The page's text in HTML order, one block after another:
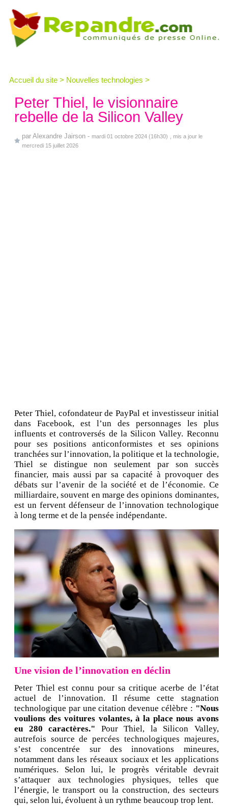
Accueil du site > Nouvelles technologies >
Peter Thiel, le visionnaire
rebelle de la Silicon Valley
par Alexandre Jairson - mardi 01 octobre 2024 (16h30)
, mis a jour le
mercredi 15 juillet 2026
Peter Thiel, cofondateur de PayPal et investisseur initial
dans Facebook, est l’un des personnages les plus
influents et controversés de la Silicon Valley. Reconnu
pour ses positions anticonformistes et ses opinions
tranchées sur l’innovation, la politique et la technologie,
Thiel se distingue non seulement par son succès
financier, mais aussi par sa capacité à provoquer des
débats sur l’avenir de la société et de l’économie. Ce
milliardaire, souvent en marge des opinions dominantes,
est un fervent défenseur de l’innovation technologique
à long terme et de la pensée indépendante.
Une vision de l’innovation en déclin
Peter Thiel est connu pour sa critique acerbe de l’état
actuel de l’innovation. Il résume cette stagnation
technologique par une citation devenue célèbre : "Nous
voulions des voitures volantes, à la place nous avons
eu 280 caractères." Pour Thiel, la Silicon Valley,
autrefois source de percées technologiques majeures,
s’est concentrée sur des innovations mineures,
notamment dans les réseaux sociaux et les applications
numériques. Selon lui, le progrès véritable devrait
s’attaquer aux technologies physiques, telles que
l’énergie, le transport ou la construction, des secteurs
qui, selon lui, évoluent à un rythme beaucoup trop lent.